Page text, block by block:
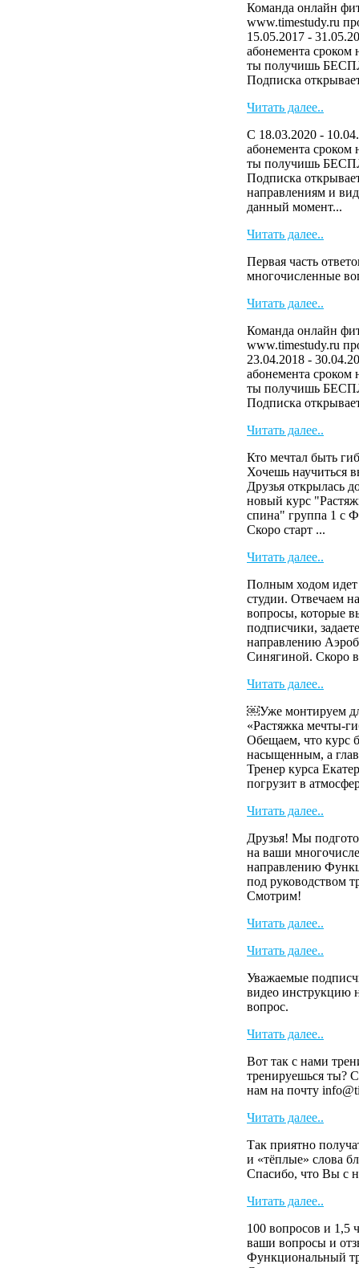
Команда онлайн
www.timestudy.ru
15.05.2017 -
абонемента сроком
ты получишь
Подписка
Читать далее..
С 18.03.2020 -
абонемента сроком
ты получишь
Подписка
направлениям и
данный момент...
Читать далее..
Первая часть
многочисленные
Читать далее..
Команда онлайн
www.timestudy.ru
23.04.2018 -
абонемента сроком
ты получишь
Подписка
Читать далее..
Кто мечтал быть
Хочешь научиться
Друзья открылась
новый курс
спина" группа 1 с
Скоро старт ...
Читать далее..
Полным ходом идет
студии. Отвечаем
вопросы, которые
подписчики,
направлению
Синягиной. Скоро
Читать далее..
￼Уже монтируем
«Растяжка мечты-
Обещаем, что курс
насыщенным, а
Тренер курса
погрузит в
Читать далее..
Друзья! Мы
на ваши
направлению
под руководством
Смотрим!
Читать далее..
Читать далее..
Уважаемые
видео инструкцию
вопрос.
Читать далее..
Вот так с нами
тренируешься ты?
нам на почту
Читать далее..
Так приятно
и «тёплые» слова
Спасибо, что Вы
Читать далее..
100 вопросов и 1,5
ваши вопросы и
Функциональный